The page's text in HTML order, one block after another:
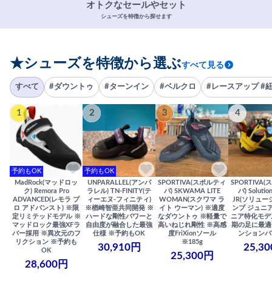
オトクなセールやセット
シューズを特徴から探せます
★シューズを特徴から選ぶすべて見る
すべて #ダウントゥ #ターンイン #ベルクロ #レースアップ #
1
予約もOK
MadRock(マッドロッ
ク) Remora Pro
ADVANCED(レモラ プ
ロ アドバンスト) ※限
定リミテッドモデル ※
マッドロック最強XFラ
バー採用 ※異次元のフ
リクション ※予約も
OK
28,600円
2
予約もOK
UNPARALLEL(アンパ
ラレル) TN-FINITY(テ
ィーエヌ-フィニティ)
※楢崎智亜共同開発 ※
ハードな剛性パワーと
自由度が融合した最強
仕様 ※予約もOK
30,910円
3
SPORTIVA(スポルティ
バ) SKWAMA LITE
WOMAN(スクワマ ラ
イト ウーマン) ※適度
なダウントゥ ※軽量で
高いねじれ剛性 ※高感
度FriXionソール
※185g
25,300円
4
SPORTIVA(
バ)
JR(ソリュー
ンプ ジュニ
ニア特化モ
期の足に最
ンション